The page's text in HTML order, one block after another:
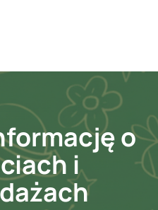
o
i